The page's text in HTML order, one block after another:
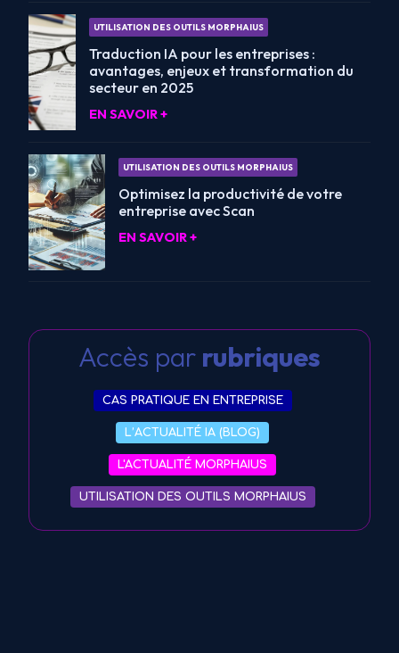
UTILISATION DES OUTILS MORPHAIUS
Traduction IA pour les entreprises :
avantages, enjeux et transformation du
secteur en 2025
EN SAVOIR +
UTILISATION DES OUTILS MORPHAIUS
Optimisez la productivité de votre
entreprise avec Scan
EN SAVOIR +
Accès par rubriques
CAS PRATIQUE EN ENTREPRISE
L’ACTUALITÉ IA (BLOG)
L'ACTUALITÉ MORPHAIUS
UTILISATION DES OUTILS MORPHAIUS